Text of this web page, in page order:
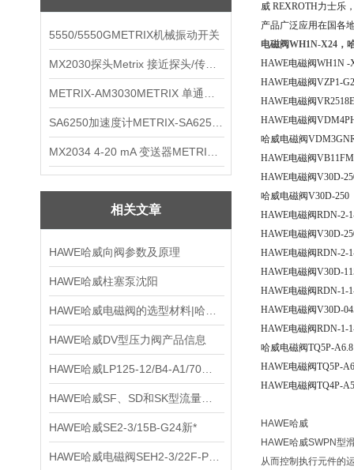
5550/5550GMETRIX机械振动开关
相关文章
HAWE哈威向阀参数及原理
HAWE哈威柱塞泵沈阳
HAWE哈威DV型压力阀产品信息
HAWE哈威SE2-3/15B-G24新*
威 REXROTH力士乐
产品广泛应用在国各
电磁阀WH1N-X24，
HAWE电磁阀WH1N -
HAWE电磁阀VZP1-
HAWE电磁阀VR2518E
HAWE电磁阀
哈威电磁阀
HAWE电磁阀
HAWE电磁阀V30D-
哈威电磁阀V30D-250
HAWE电磁阀RDN-2-
HAWE电磁阀V30D-
HAWE电磁阀RDN-2-
HAWE电磁阀V30D-
HAWE电磁阀RDN-1-
HAWE电磁阀V30D-
HAWE电磁阀RDN-1-
哈威电磁阀TQ5P-A6.8
HAWE电磁阀TQ5P-A6
HAWE电磁阀TQ4P-A5
HAWE哈威
HAWE哈威SWPN型
从而控制执行元件的